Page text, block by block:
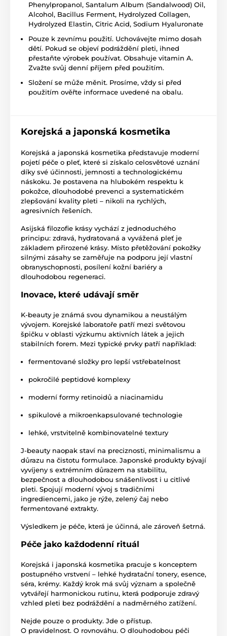
Phenylpropanol, Santalum Album (Sandalwood) Oil,
Alcohol, Bacillus Ferment, Hydrolyzed Collagen,
Hydrolyzed Elastin, Citric Acid, Sodium Hyaluronate
Pouze k zevnímu použití. Uchovávejte mimo dosah
dětí. Pokud se objeví podráždění pleti, ihned
přestaňte výrobek používat. Obsahuje vitamin A.
Zvažte svůj denní příjem před použitím.
Složení se může měnit. Prosíme, vždy si před
použitím ověřte informace uvedené na obalu.
Korejská a japonská kosmetika
Korejská a japonská kosmetika představuje moderní
pojetí péče o pleť, které si získalo celosvětové uznání
díky své účinnosti, jemnosti a technologickému
náskoku. Je postavena na hlubokém respektu k
pokožce, dlouhodobé prevenci a systematickém
zlepšování kvality pleti – nikoli na rychlých,
agresivních řešeních.
Asijská filozofie krásy vychází z jednoduchého
principu: zdravá, hydratovaná a vyvážená pleť je
základem přirozené krásy. Místo přetěžování pokožky
silnými zásahy se zaměřuje na podporu její vlastní
obranyschopnosti, posílení kožní bariéry a
dlouhodobou regeneraci.
Inovace, které udávají směr
K-beauty je známá svou dynamikou a neustálým
vývojem. Korejské laboratoře patří mezi světovou
špičku v oblasti výzkumu aktivních látek a jejich
stabilních forem. Mezi typické prvky patří například:
fermentované složky pro lepší vstřebatelnost
pokročilé peptidové komplexy
moderní formy retinoidů a niacinamidu
spikulové a mikroenkapsulované technologie
lehké, vrstvitelně kombinovatelné textury
J-beauty naopak staví na preciznosti, minimalismu a
důrazu na čistotu formulace. Japonské produkty bývají
vyvíjeny s extrémním důrazem na stabilitu,
bezpečnost a dlouhodobou snášenlivost i u citlivé
pleti. Spojují moderní vývoj s tradičními
ingrediencemi, jako je rýže, zelený čaj nebo
fermentované extrakty.
Výsledkem je péče, která je účinná, ale zároveň šetrná.
Péče jako každodenní rituál
Korejská i japonská kosmetika pracuje s konceptem
postupného vrstvení – lehké hydratační tonery, esence,
séra, krémy. Každý krok má svůj význam a společně
vytvářejí harmonickou rutinu, která podporuje zdravý
vzhled pleti bez podráždění a nadměrného zatížení.
Nejde pouze o produkty. Jde o přístup.
O pravidelnost. O rovnováhu. O dlouhodobou péči